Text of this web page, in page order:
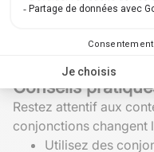
De même, certaines
sa famille
marque un point de
Conseils
Restez attentif aux
conjonctions changent
Utilisez des